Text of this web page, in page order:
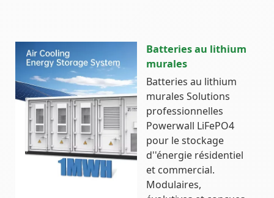
Batteries au lithium
murales
Batteries au lithium
murales Solutions
professionnelles
Powerwall LiFePO4
pour le stockage
d''énergie résidentiel
et commercial.
Modulaires,